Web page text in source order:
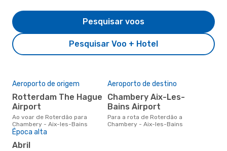
Pesquisar Voo + Hotel
Pesquisar voos
Aeroporto de origem
Rotterdam The Hague
Airport
Ao voar de Roterdão para
Chambery - Aix-les-Bains
Aeroporto de destino
Chambery Aix-Les-
Bains Airport
Para a rota de Roterdão a
Chambery - Aix-les-Bains
Época alta
abril